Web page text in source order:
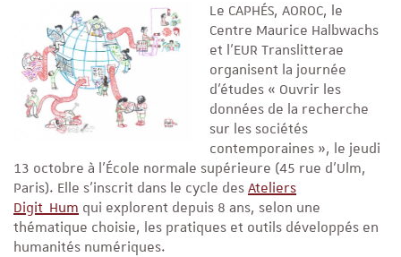
Le CAPHÉS, AOROC, le
Centre Maurice Halbwachs
et l’EUR Translitterae
organisent la journée
d'études « Ouvrir les
données de la recherche
sur les sociétés
contemporaines », le jeudi
13 octobre à l’École normale supérieure (45 rue d’Ulm,
Paris). Elle s’inscrit dans le cycle des Ateliers
Digit_Hum qui explorent depuis 8 ans, selon une
thématique choisie, les pratiques et outils développés en
humanités numériques.